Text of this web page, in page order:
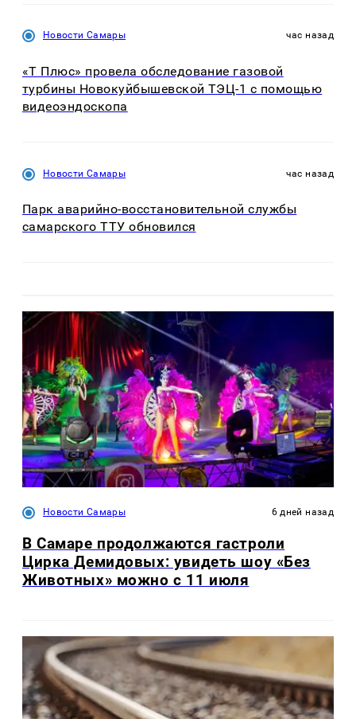
Новости Самары час назад
«Т Плюс» провела обследование газовой
турбины Новокуйбышевской ТЭЦ-1 с помощью
видеоэндоскопа
Новости Самары час назад
Парк аварийно-восстановительной службы
самарского ТТУ обновился
Новости Самары 6 дней назад
В Самаре продолжаются гастроли
Цирка Демидовых: увидеть шоу «Без
Животных» можно с 11 июля